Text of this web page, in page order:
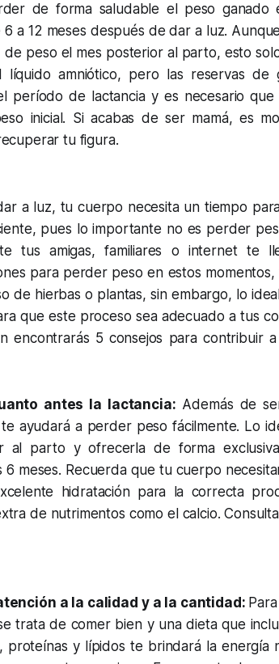
de forma saludable el peso ganado
a 12 meses después de dar a luz.
de peso el mes posterior al parto, esto
líquido amniótico, pero las reservas de
período de lactancia y es necesario
inicial. Si acabas de ser mamá, es
tu figura.
a luz, tu cuerpo necesita un tiempo
pues lo importante no es perder
tus amigas, familiares o internet te
para perder peso en estos
de hierbas o plantas, sin embargo, lo
que este proceso sea adecuado a tus
encontrarás 5 consejos para contribuir
antes la lactancia: Además de
ayudará a perder peso fácilmente. Lo
al parto y ofrecerla de forma
6 meses. Recuerda que tu cuerpo
hidratación para la correcta
de nutrimentos como el calcio.
a la calidad y a la cantidad:
trata de comer bien y una dieta que
proteínas y lípidos te brindará la energía